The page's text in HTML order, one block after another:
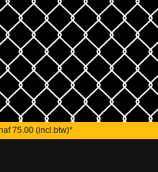
75.00 (incl.btw)*